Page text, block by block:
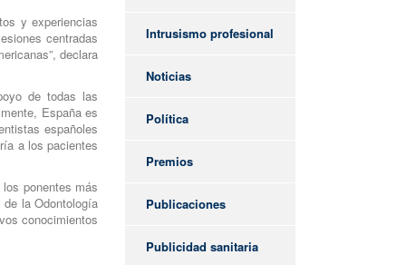
y experiencias
centradas
declara
de todas las
España es
españoles
a los pacientes
ponentes más
de la Odontología
conocimientos
Intrusismo profesional
Noticias
Política
Premios
Publicaciones
Publicidad sanitaria